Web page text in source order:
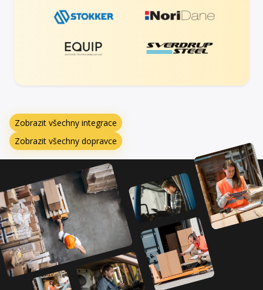
Zobrazit všechny integrace
Zobrazit všechny dopravce